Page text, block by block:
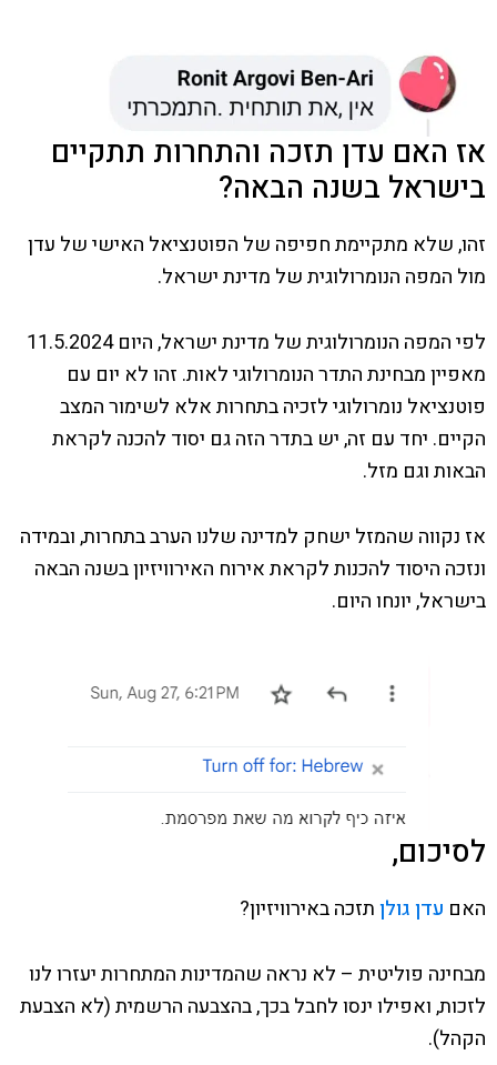
אז האם עדן תזכה והתחרות תתקיים
בישראל בשנה הבאה?
זהו, שלא מתקיימת חפיפה של הפוטנציאל האישי של עדן
מול המפה הנומרולוגית של מדינת ישראל.
לפי המפה הנומרולוגית של מדינת ישראל, היום 11.5.2024
מאפיין מבחינת התדר הנומרולוגי לאות. זהו לא יום עם
פוטנציאל נומרולוגי לזכיה בתחרות אלא לשימור המצב
הקיים. יחד עם זה, יש בתדר הזה גם יסוד להכנה לקראת
הבאות וגם מזל.
אז נקווה שהמזל ישחק למדינה שלנו הערב בתחרות, ובמידה
ונזכה היסוד להכנות לקראת אירוח האירוויזיון בשנה הבאה
בישראל, יונחו היום.
לסיכום,
האם עדן גולןתזכה באירוויזיון?
מבחינה פוליטית – לא נראה שהמדינות המתחרות יעזרו לנו
לזכות, ואפילו ינסו לחבל בכך, בהצבעה הרשמית (לא הצבעת
הקהל).